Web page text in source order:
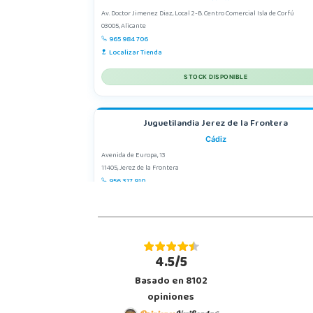
Av. Doctor Jimenez Diaz, Local 2-B. Centro Comercial Isla de Corfú
03005, Alicante
965 984 706
Localizar Tienda
STOCK DISPONIBLE
Juguetilandia Jerez de la Frontera
Cádiz
Avenida de Europa, 13
11405, Jerez de la Frontera
956 317 910
POCAS UNIDADES
Juguetilandia Málaga
Málaga
Parque Málaga Nostrum, Sup. G-4, P.E. 14
4.5/5
Basado en 8102
opiniones